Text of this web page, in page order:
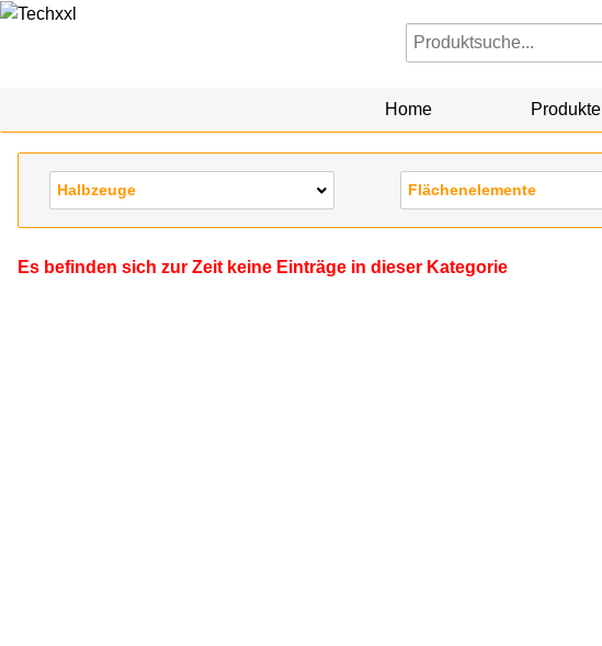
Home Produkte
Halbzeuge Flächenelemente
Es befinden sich zur Zeit keine Einträge in dieser Kategorie